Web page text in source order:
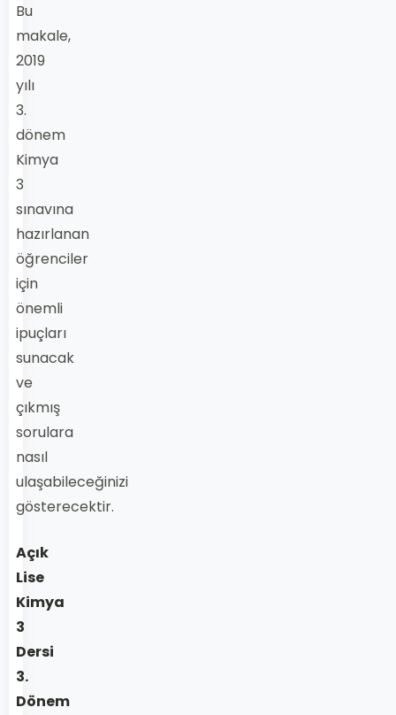
Bu
makale,
2019
yılı
3.
dönem
Kimya
3
sınavına
hazırlanan
öğrenciler
için
önemli
ipuçları
sunacak
ve
çıkmış
sorulara
nasıl
ulaşabileceğinizi
gösterecektir.
Açık
Lise
Kimya
3
Dersi
3.
Dönem